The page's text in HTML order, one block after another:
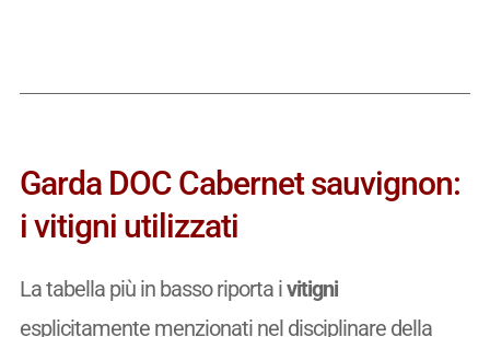
Garda DOC Cabernet sauvignon:
i vitigni utilizzati
La tabella più in basso riporta ivitigni
esplicitamente menzionati nel disciplinare della